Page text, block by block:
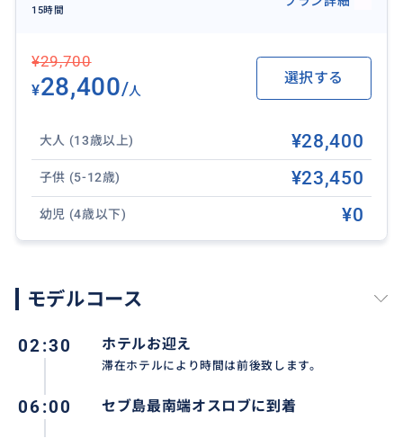
15時間
¥29,700
¥28,400/人
選択する
大人 (13歳以上) ¥28,400
子供 (5-12歳) ¥23,450
幼児 (4歳以下) ¥0
モデルコース
02:30 ホテルお迎え
滞在ホテルにより時間は前後致します。
06:00 セブ島最南端オスロブに到着